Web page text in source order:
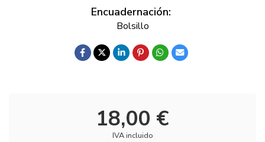
Encuadernación:
Bolsillo
18,00 €
IVA incluido